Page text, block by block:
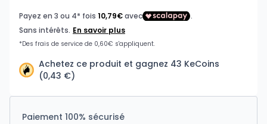
Achetez ce produit et gagnez 43 KeCoins
(0,43 €)
Paiement 100% sécurisé